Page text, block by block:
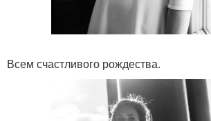
Всем счастливого рождества.